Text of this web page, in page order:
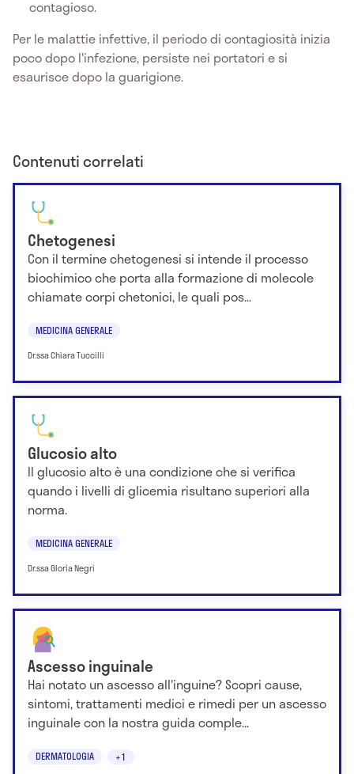
contagioso.
Per le malattie infettive, il periodo di contagiosità inizia
poco dopo l'infezione, persiste nei portatori e si
esaurisce dopo la guarigione.
Contenuti correlati
Chetogenesi
Con il termine chetogenesi si intende il processo
biochimico che porta alla formazione di molecole
chiamate corpi chetonici, le quali pos...
MEDICINA GENERALE
Dr.ssa Chiara Tuccilli
Glucosio alto
Il glucosio alto è una condizione che si verifica
quando i livelli di glicemia risultano superiori alla
norma.
MEDICINA GENERALE
Dr.ssa Gloria Negri
Ascesso inguinale
Hai notato un ascesso all'inguine? Scopri cause,
sintomi, trattamenti medici e rimedi per un ascesso
inguinale con la nostra guida comple...
DERMATOLOGIA +1